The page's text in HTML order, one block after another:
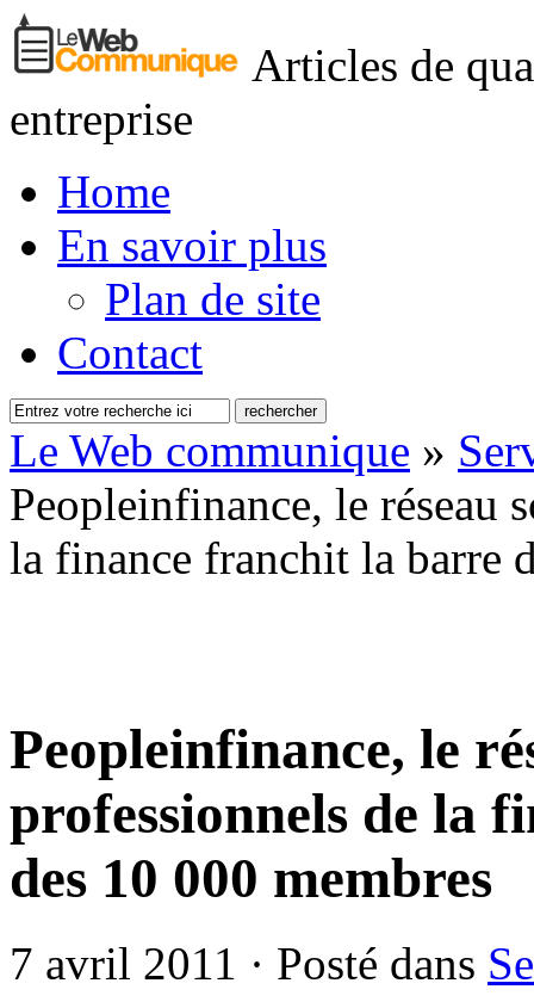
Articles de
entreprise
Home
En savoir plus
Plan de site
Contact
Le Web communique »
Peopleinfinance, le réseau
la finance franchit la barre
Peopleinfinance, le
professionnels de la
des 10 000 membres
7 avril 2011 · Posté dans